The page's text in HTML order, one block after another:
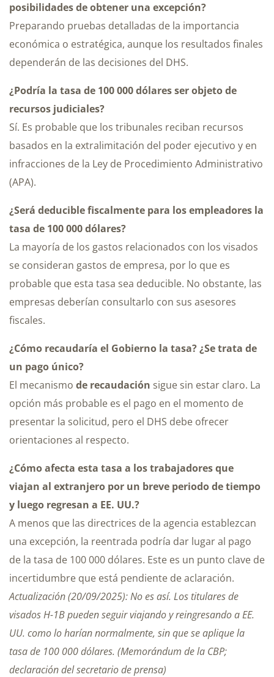
posibilidades de obtener una excepción?
Preparando pruebas detalladas de la importancia
económica o estratégica, aunque los resultados finales
dependerán de las decisiones del DHS.
¿Podría la tasa de 100 000 dólares ser objeto de
recursos judiciales?
Sí. Es probable que los tribunales reciban recursos
basados en la extralimitación del poder ejecutivo y en
infracciones de la Ley de Procedimiento Administrativo
(APA).
¿Será deducible fiscalmente para los empleadores la
tasa de 100 000 dólares?
La mayoría de los gastos relacionados con los visados
se consideran gastos de empresa, por lo que es
probable que esta tasa sea deducible. No obstante, las
empresas deberían consultarlo con sus asesores
fiscales.
¿Cómo recaudaría el Gobierno la tasa? ¿Se trata de
un pago único?
El mecanismo de recaudación sigue sin estar claro. La
opción más probable es el pago en el momento de
presentar la solicitud, pero el DHS debe ofrecer
orientaciones al respecto.
¿Cómo afecta esta tasa a los trabajadores que
viajan al extranjero por un breve periodo de tiempo
y luego regresan a EE. UU.?
A menos que las directrices de la agencia establezcan
una excepción, la reentrada podría dar lugar al pago
de la tasa de 100 000 dólares. Este es un punto clave de
incertidumbre que está pendiente de aclaración.
Actualización (20/09/2025): No es así. Los titulares de
visados H-1B pueden seguir viajando y reingresando a EE.
UU. como lo harían normalmente, sin que se aplique la
tasa de 100 000 dólares. (Memorándum de la CBP;
declaración del secretario de prensa)